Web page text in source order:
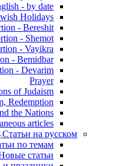
- by date
Holidays
- Bereshit
- Shemot
- Vayikra
- Bemidbar
- Devarim
Prayer
of Judaism
Redemption
the Nations
articles
Статьи на русском
по темам
статьи